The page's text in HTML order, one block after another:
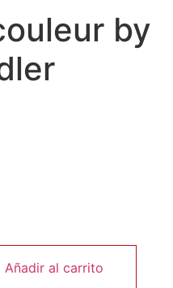
by
Añadir al carrito